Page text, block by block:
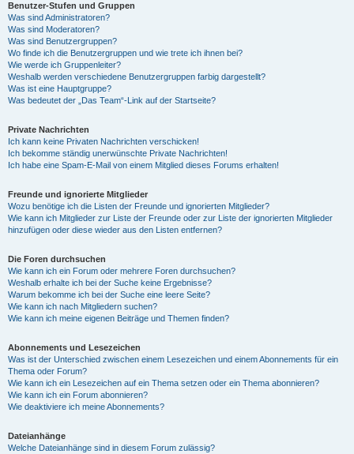
Benutzer-Stufen und Gruppen
Was sind Administratoren?
Was sind Moderatoren?
Was sind Benutzergruppen?
Wo finde ich die Benutzergruppen und wie trete ich ihnen bei?
Wie werde ich Gruppenleiter?
Weshalb werden verschiedene Benutzergruppen farbig dargestellt?
Was ist eine Hauptgruppe?
Was bedeutet der „Das Team“-Link auf der Startseite?
Private Nachrichten
Ich kann keine Privaten Nachrichten verschicken!
Ich bekomme ständig unerwünschte Private Nachrichten!
Ich habe eine Spam-E-Mail von einem Mitglied dieses Forums erhalten!
Freunde und ignorierte Mitglieder
Wozu benötige ich die Listen der Freunde und ignorierten Mitglieder?
Wie kann ich Mitglieder zur Liste der Freunde oder zur Liste der ignorierten Mitglieder
hinzufügen oder diese wieder aus den Listen entfernen?
Die Foren durchsuchen
Wie kann ich ein Forum oder mehrere Foren durchsuchen?
Weshalb erhalte ich bei der Suche keine Ergebnisse?
Warum bekomme ich bei der Suche eine leere Seite?
Wie kann ich nach Mitgliedern suchen?
Wie kann ich meine eigenen Beiträge und Themen finden?
Abonnements und Lesezeichen
Was ist der Unterschied zwischen einem Lesezeichen und einem Abonnements für ein
Thema oder Forum?
Wie kann ich ein Lesezeichen auf ein Thema setzen oder ein Thema abonnieren?
Wie kann ich ein Forum abonnieren?
Wie deaktiviere ich meine Abonnements?
Dateianhänge
Welche Dateianhänge sind in diesem Forum zulässig?